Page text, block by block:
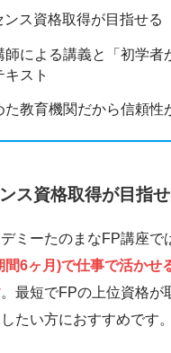
ンス資格取得が目指せる
師による講義と「初学者
キスト
た教育機関だから信頼性
ス資格取得が目指
ミーたのまなFP講座で
間6ヶ月)で仕事で活かせ
。最短でFPの上位資格が
たい方におすすめです。